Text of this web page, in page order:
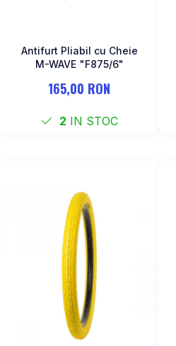
Antifurt Pliabil cu Cheie
M-WAVE "F875/6"
165,00 RON
2 IN STOC